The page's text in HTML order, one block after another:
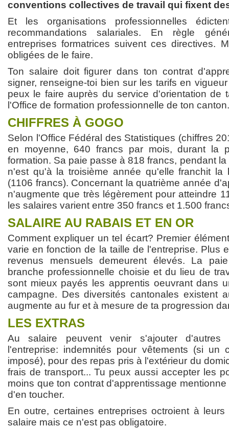
conventions collectives de travail qui fixent
Et les organisations professionnelles
recommandations salariales. En règle
entreprises formatrices suivent ces directives.
obligées de le faire.
Ton salaire doit figurer dans ton contrat
signer, renseigne-toi bien sur les tarifs en
peux le faire auprès du service d'orientation de
l'Office de formation professionnelle de ton canton.
CHIFFRES À GOGO
Selon l'Office Fédéral des Statistiques (chiffres
en moyenne, 640 francs par mois, durant la
formation. Sa paie passe à 818 francs, pendant
n'est qu'à la troisième année qu'elle franchit la
(1106 francs). Concernant la quatrième année
n'augmente que très légèrement pour atteindre
les salaires varient entre 350 francs et 1.500
SALAIRE AU RABAIS ET EN OR
Comment expliquer un tel écart? Premier
varie en fonction de la taille de l'entreprise. Plus
revenus mensuels demeurent élevés. La
branche professionnelle choisie et du lieu de
sont mieux payés les apprentis oeuvrant dans
campagne. Des diversités cantonales existent
augmente au fur et à mesure de ta progression
LES EXTRAS
Au salaire peuvent venir s'ajouter d'autres
l'entreprise: indemnités pour vêtements (si un
imposé), pour des repas pris à l'extérieur du
frais de transport... Tu peux aussi accepter les
moins que ton contrat d'apprentissage
d'en toucher.
En outre, certaines entreprises octroient à
salaire mais ce n'est pas obligatoire.